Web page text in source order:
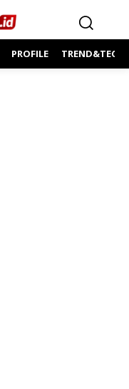
PROFILE